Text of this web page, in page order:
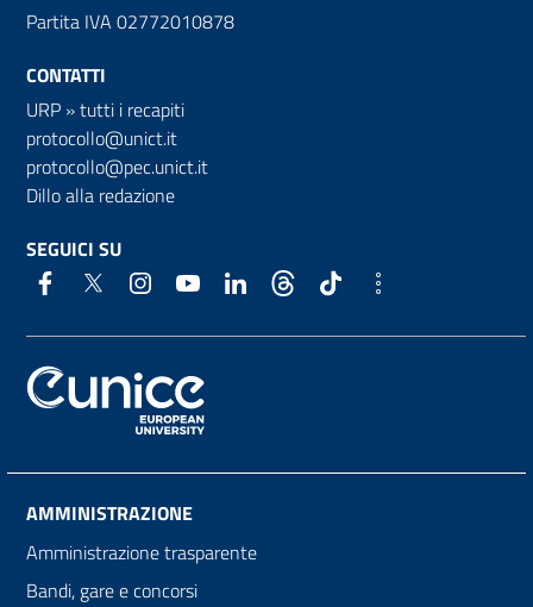
Partita IVA 02772010878
CONTATTI
URP »tutti i recapiti
protocollo@unict.it
protocollo@pec.unict.it
Dillo alla redazione
SEGUICI SU
AMMINISTRAZIONE
Amministrazione trasparente
Bandi, gare e concorsi